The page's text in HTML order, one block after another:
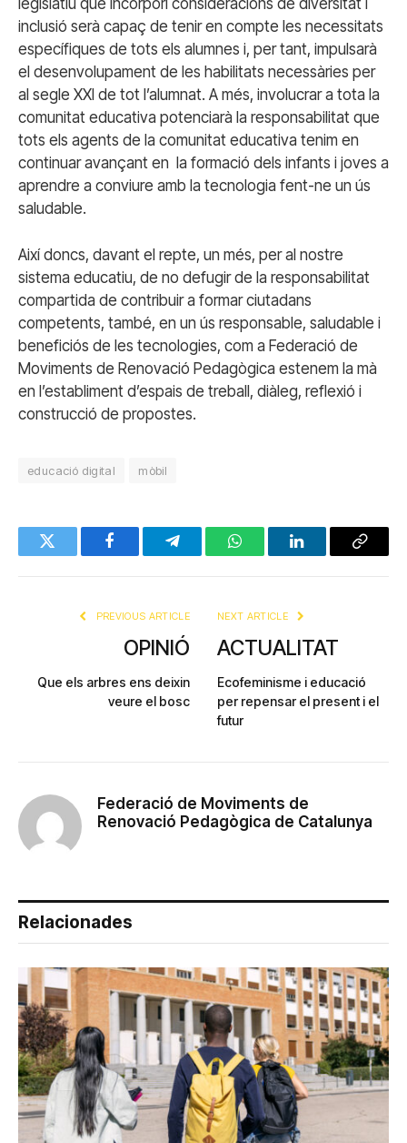
inclusió serà capaç de tenir en compte les necessitats
específiques de tots els alumnes i, per tant, impulsarà
el desenvolupament de les habilitats necessàries per
al segle XXI de tot l’alumnat. A més, involucrar a tota la
comunitat educativa potenciarà la responsabilitat que
tots els agents de la comunitat educativa tenim en
continuar avançant en la formació dels infants i joves a
aprendre a conviure amb la tecnologia fent-ne un ús
saludable.
Així doncs, davant el repte, un més, per al nostre
sistema educatiu, de no defugir de la responsabilitat
compartida de contribuir a formar ciutadans
competents, també, en un ús responsable, saludable i
beneficiós de les tecnologies, com a Federació de
Moviments de Renovació Pedagògica estenem la mà
en l’establiment d’espais de treball, diàleg, reflexió i
construcció de propostes.
educació digital mòbil
Twitter FacebookTelegramWhatsAppLinkedInCopy
PREVIOUS ARTICLE
OPINIÓ
Que els arbres ens deixin
veure el bosc
NEXT ARTICLE
ACTUALITAT
Ecofeminisme i educació
per repensar el present i el
futur
Federació de Moviments de
Renovació Pedagògica de Catalunya
Relacionades